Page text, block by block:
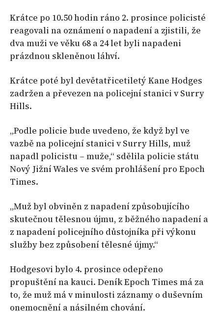
Krátce po 10.50 hodin ráno 2. prosince policisté
reagovali na oznámení o napadení a zjistili, že
dva muži ve věku 68 a 24 let byli napadeni
prázdnou skleněnou láhví.
Krátce poté byl devětatřicetiletý Kane Hodges
zadržen a převezen na policejní stanici v Surry
Hills.
„Podle policie bude uvedeno, že když byl ve
vazbě na policejní stanici v Surry Hills, muž
napadl policistu – muže,“ sdělila policie státu
Nový Jižní Wales ve svém prohlášení pro Epoch
Times.
„Muž byl obviněn z napadení způsobujícího
skutečnou tělesnou újmu, z běžného napadení a
z napadení policejního důstojníka při výkonu
služby bez způsobení tělesné újmy.“
Hodgesovi bylo 4. prosince odepřeno
propuštění na kauci. Deník Epoch Times má za
to, že muž má v minulosti záznamy o duševním
onemocnění a násilném chování.